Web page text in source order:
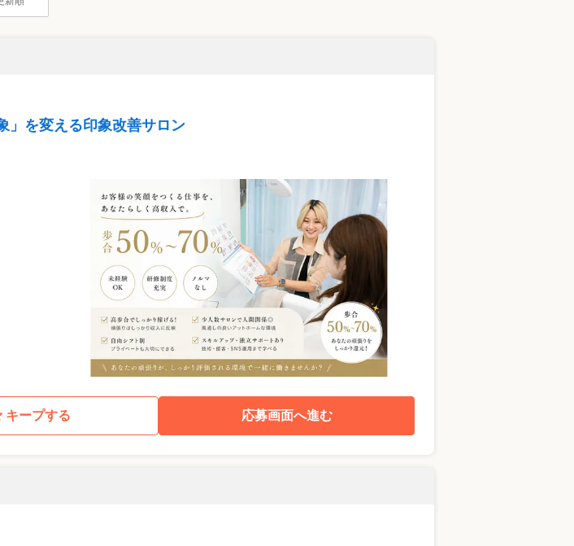
」を変える印象改善サロン
キープする 応募画面へ進む